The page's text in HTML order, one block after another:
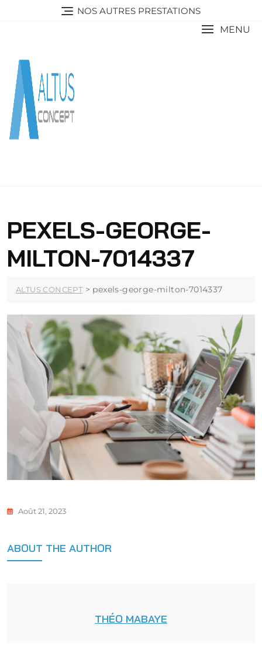
NOS AUTRES PRESTATIONS
MENU
PEXELS-GEORGE-
MILTON-7014337
ALTUS CONCEPT> pexels-george-milton-7014337
Août 21, 2023
ABOUT THE AUTHOR
THÉO MABAYE